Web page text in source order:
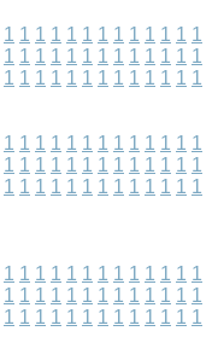
1 1 1 1 1 1 1 1 1 1 1 1 1
1 1 1 1 1 1 1 1 1 1 1 1 1
1 1 1 1 1 1 1 1 1 1 1 1 1
1 1 1 1 1 1 1 1 1 1 1 1 1
1 1 1 1 1 1 1 1 1 1 1 1 1
1 1 1 1 1 1 1 1 1 1 1 1 1
1 1 1 1 1 1 1 1 1 1 1 1 1
1 1 1 1 1 1 1 1 1 1 1 1 1
1 1 1 1 1 1 1 1 1 1 1 1 1